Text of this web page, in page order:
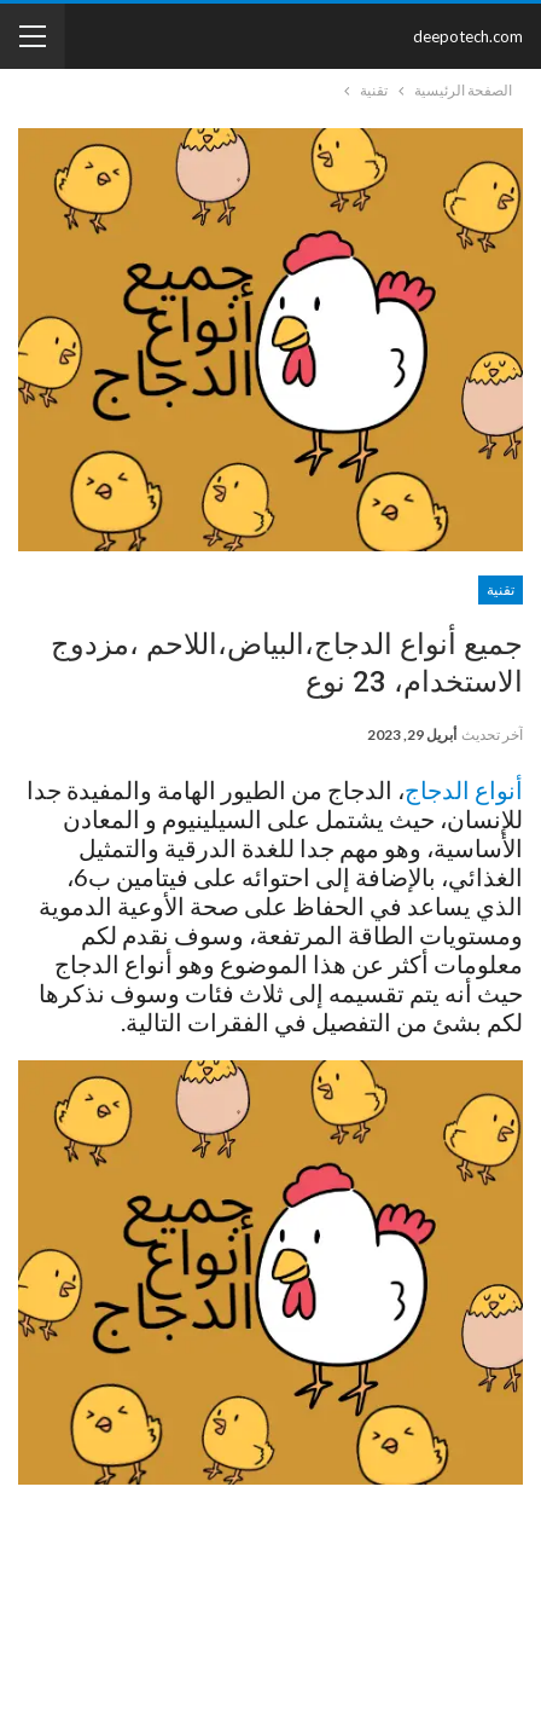
deepotech.com
الصفحة الرئيسية تقنية
تقنية
جميع أنواع الدجاج،البياض،اللاحم ،مزدوج
الاستخدام، 23 نوع
آخر تحديث أبريل 29, 2023
أنواع الدجاج، الدجاج من الطيور الهامة والمفيدة جدا
للإنسان، حيث يشتمل على السيلينيوم و المعادن
الأساسية، وهو مهم جدا للغدة الدرقية والتمثيل
الغذائي، بالإضافة إلى احتوائه على فيتامين ب6،
الذي يساعد في الحفاظ على صحة الأوعية الدموية
ومستويات الطاقة المرتفعة، وسوف نقدم لكم
معلومات أكثر عن هذا الموضوع وهو أنواع الدجاج
حيث أنه يتم تقسيمه إلى ثلاث فئات وسوف نذكرها
لكم بشئ من التفصيل في الفقرات التالية.